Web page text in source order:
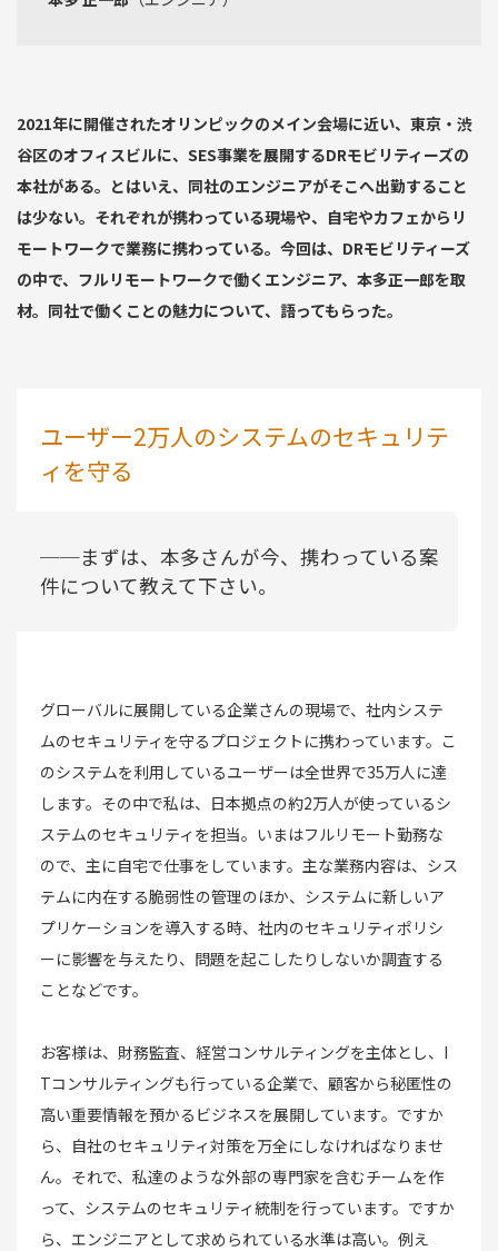
2021年に開催されたオリンピックのメイン会場に近い、東京・渋
谷区のオフィスビルに、SES事業を展開するDRモビリティーズの
本社がある。とはいえ、同社のエンジニアがそこへ出勤すること
は少ない。それぞれが携わっている現場や、自宅やカフェからリ
モートワークで業務に携わっている。今回は、DRモビリティーズ
の中で、フルリモートワークで働くエンジニア、本多正一郎を取
材。同社で働くことの魅力について、語ってもらった。
ユーザー2万人のシステムのセキュリテ
ィを守る
──まずは、本多さんが今、携わっている案
件について教えて下さい。
グローバルに展開している企業さんの現場で、社内システ
ムのセキュリティを守るプロジェクトに携わっています。こ
のシステムを利用しているユーザーは全世界で35万人に達
します。その中で私は、日本拠点の約2万人が使っているシ
ステムのセキュリティを担当。いまはフルリモート勤務な
ので、主に自宅で仕事をしています。主な業務内容は、シス
テムに内在する脆弱性の管理のほか、システムに新しいア
プリケーションを導入する時、社内のセキュリティポリシ
ーに影響を与えたり、問題を起こしたりしないか調査する
ことなどです。
お客様は、財務監査、経営コンサルティングを主体とし、I
Tコンサルティングも行っている企業で、顧客から秘匿性の
高い重要情報を預かるビジネスを展開しています。ですか
ら、自社のセキュリティ対策を万全にしなければなりませ
ん。それで、私達のような外部の専門家を含むチームを作
って、システムのセキュリティ統制を行っています。ですか
ら、エンジニアとして求められている水準は高い。例え